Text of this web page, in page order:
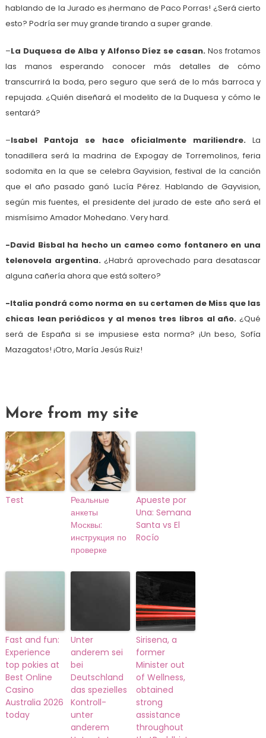
hablando de la Jurado es ¡hermano de Paco Porras! ¿Será cierto
esto? Podría ser muy grande tirando a super grande.
–La Duquesa de Alba y Alfonso Díez se casan.Nos frotamos
las manos esperando conocer más detalles de cómo
transcurrirá la boda, pero seguro que será de lo más barroca y
repujada. ¿Quién diseñará el modelito de la Duquesa y cómo le
sentará?
–Isabel Pantoja se hace oficialmente mariliendre.La
tonadillera será la madrina de Expogay de Torremolinos, feria
sodomita en la que se celebra Gayvision, festival de la canción
que el año pasado ganó Lucía Pérez. Hablando de Gayvision,
según mis fuentes, el presidente del jurado de este año será el
mismísimo Amador Mohedano. Very hard.
-David Bisbal ha hecho un cameo como fontanero en una
telenovela argentina. ¿Habrá aprovechado para desatascar
alguna cañería ahora que está soltero?
-Italia pondrá como norma en su certamen de Miss que las
chicas lean periódicos y al menos tres libros al año.¿Qué
será de España si se impusiese esta norma? ¡Un beso, Sofía
Mazagatos! ¡Otro, María Jesús Ruiz!
More from my site
Test
Реальные
анкеты
Москвы:
инструкция по
проверке
Apueste por
Una: Semana
Santa vs El
Rocío
Fast and fun:
Experience
top pokies at
Best Online
Casino
Australia 2026
today
Unter
anderem sei
bei
Deutschland
das spezielles
Kontroll-
unter
anderem
Sirisena, a
former
Minister out
of Wellness,
obtained
strong
assistance
throughout